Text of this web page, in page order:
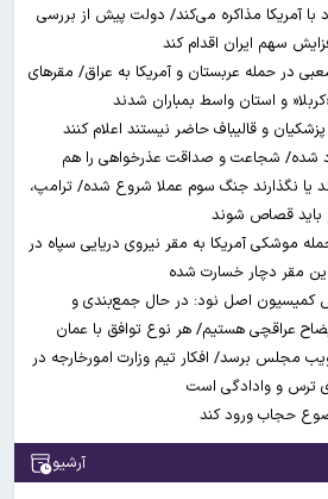
با آمریکا مذاکره می‌کند/ دولت پیش از بررسی
سهم ایران اقدام کند
الشعبی در حمله عربستان و آمریکا به عراق/ مقرهای
و استان واسط بمباران شدند
و قالیباف حاضر نیستند اعلام کنند
شده/ شجاعت و صداقت عذرخواهی را هم
یا نگذارند جنگ سوم عملا شروع شده/ ترامپ،
باید قصاص شوند
موشکی آمریکا به مقر نیروی دریایی سپاه در
مقر دچار خسارت شده
کمیسیون اصل نود: در حال جمع‌بندی و
عراقچی هستیم/ هر نوع توافق با عمان
مجلس برسد/ افکار تیم وزارت امورخارجه در
ترس و وادادگی است
حجاب ورود کند
آرشیو